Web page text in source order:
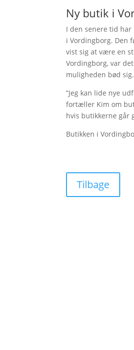
Ny butik i
I den senere tid
i Vordingborg. Den
vist sig at være en
Vordingborg, var
muligheden bød sig.
”Jeg kan lide nye
fortæller Kim om
hvis butikkerne
Butikken i
Tilbage